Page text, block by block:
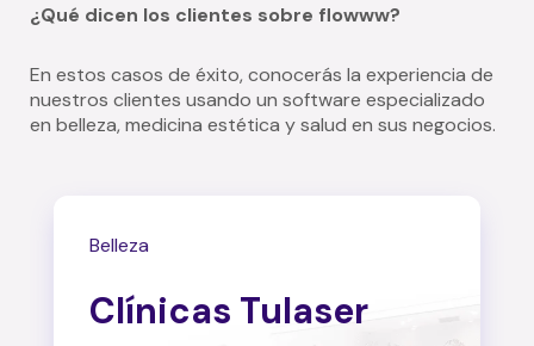
¿Qué dicen los clientes sobre flowww?
En estos casos de éxito, conocerás la experiencia de
nuestros clientes usando un software especializado
en belleza, medicina estética y salud en sus negocios.
Belleza
Clínicas Tulaser